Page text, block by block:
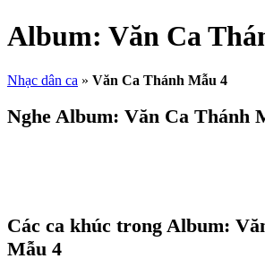
Album: Văn Ca
Nhạc dân ca » Văn Ca Thánh Mẫu 4
Nghe Album: Văn Ca Thánh
Các ca khúc trong Album:
Mẫu 4